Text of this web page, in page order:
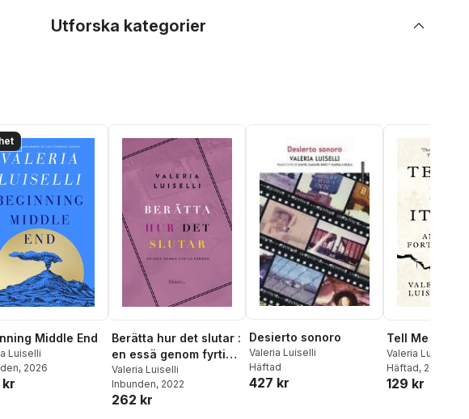
Utforska kategorier
Middle End
Luiselli
, 2026
Berätta hur det slutar :
en essä genom fyrtio
frågor
Valeria Luiselli
Inbunden, 2022
262 kr
Desierto sonoro
Valeria Luiselli
Häftad
427 kr
Tell Me How it
Valeria Luiselli
Häftad, 2017
129 kr